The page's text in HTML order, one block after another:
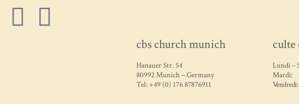
cbs church munich
Hanauer Str. 54
80992 Munich – Germany
Tel: +49 (0) 176 87876911
culte
Lundi –